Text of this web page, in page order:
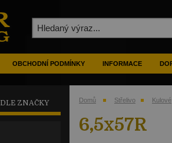
OBCHODNÍ PODMÍNKY INFORMACE
Domů Střelivo Kulové
6,5x57R
DLE ZNAČKY